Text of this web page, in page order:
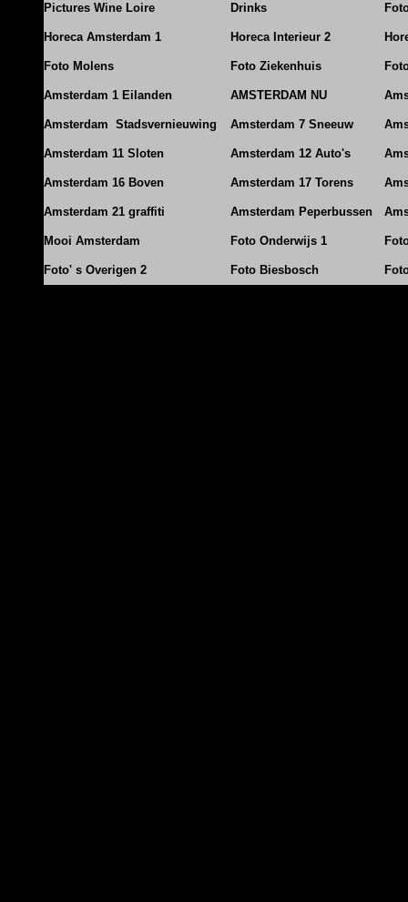
Pictures Wine Loire Drinks
Horeca Amsterdam 1 Horeca Interieur 2
Foto Molens Foto Ziekenhuis
Amsterdam 1 Eilanden AMSTERDAM NU
Amsterdam Stadsvernieuwing Amsterdam 7 Sneeuw
Amsterdam 11 Sloten Amsterdam 12 Auto's
Amsterdam 16 Boven Amsterdam 17 Torens
Amsterdam 21 graffiti Amsterdam Peperbussen
Mooi Amsterdam Foto Onderwijs 1
Foto' s Overigen 2 Foto Biesbosch